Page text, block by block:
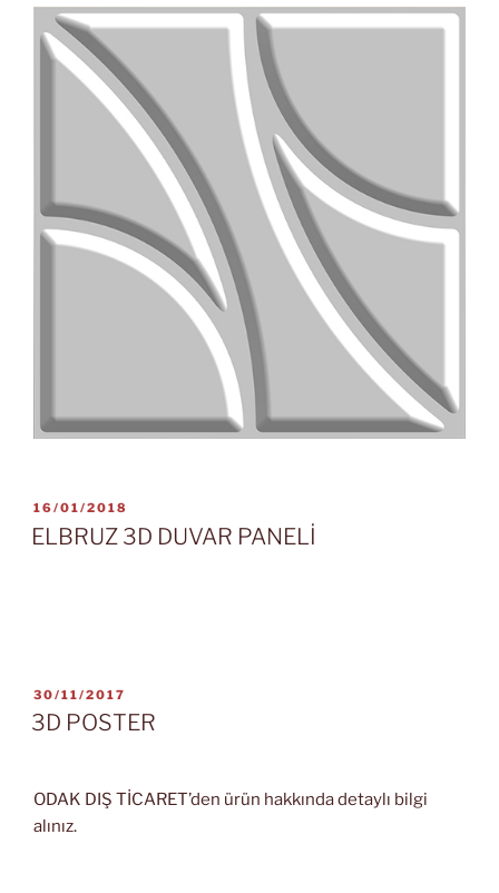
YAYIM
TARIHI
16/01/2018
ELBRUZ 3D DUVAR PANELİ
YAYIM
TARIHI
30/11/2017
3D POSTER
ODAK DIŞ TİCARET’den ürün hakkında detaylı bilgi
alınız.